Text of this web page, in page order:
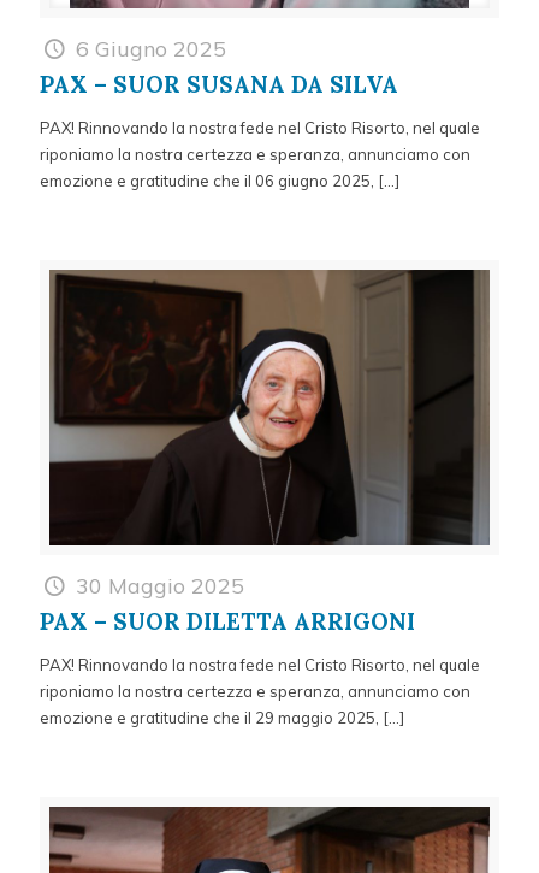
6 Giugno 2025
PAX – SUOR SUSANA DA SILVA
PAX! Rinnovando la nostra fede nel Cristo Risorto, nel quale
riponiamo la nostra certezza e speranza, annunciamo con
emozione e gratitudine che il 06 giugno 2025, […]
30 Maggio 2025
PAX – SUOR DILETTA ARRIGONI
PAX! Rinnovando la nostra fede nel Cristo Risorto, nel quale
riponiamo la nostra certezza e speranza, annunciamo con
emozione e gratitudine che il 29 maggio 2025, […]